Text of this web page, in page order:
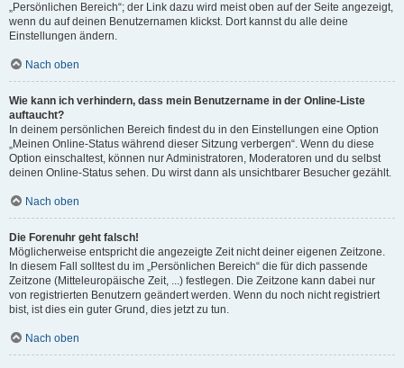
„Persönlichen Bereich“; der Link dazu wird meist oben auf der Seite angezeigt,
wenn du auf deinen Benutzernamen klickst. Dort kannst du alle deine
Einstellungen ändern.
Nach oben
Wie kann ich verhindern, dass mein Benutzername in der Online-Liste
auftaucht?
In deinem persönlichen Bereich findest du in den Einstellungen eine Option
„Meinen Online-Status während dieser Sitzung verbergen“. Wenn du diese
Option einschaltest, können nur Administratoren, Moderatoren und du selbst
deinen Online-Status sehen. Du wirst dann als unsichtbarer Besucher gezählt.
Nach oben
Die Forenuhr geht falsch!
Möglicherweise entspricht die angezeigte Zeit nicht deiner eigenen Zeitzone.
In diesem Fall solltest du im „Persönlichen Bereich“ die für dich passende
Zeitzone (Mitteleuropäische Zeit, ...) festlegen. Die Zeitzone kann dabei nur
von registrierten Benutzern geändert werden. Wenn du noch nicht registriert
bist, ist dies ein guter Grund, dies jetzt zu tun.
Nach oben